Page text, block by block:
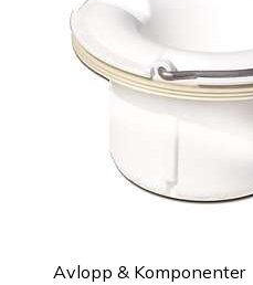
Avlopp & Komponenter